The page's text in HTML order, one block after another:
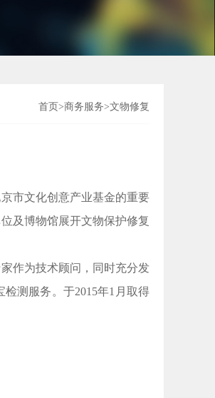
首页 >商务服务>文物修复
市文化创意产业基金的重要
及博物馆展开文物保护修复
作为技术顾问，同时充分发
测服务。于2015年1月取得